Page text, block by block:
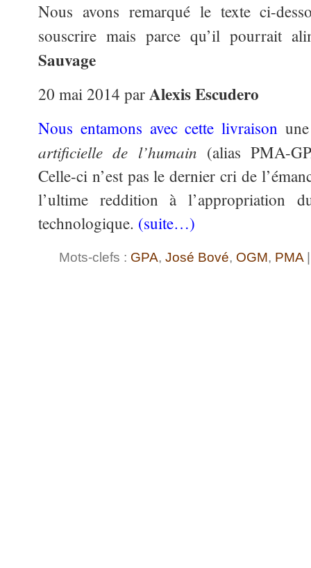
Nous avons remarqué le texte ci-
souscrire mais parce qu’il pourrait
Sauvage
20 mai 2014 parAlexis Escudero
Nous entamons avec cette livraison
artificielle de l’humain (alias PMA-
Celle-ci n’est pas le dernier cri de
l’ultime reddition à l’appropriation
technologique. (suite…)
Mots-clefs : GPA, José Bové, OGM, PMA